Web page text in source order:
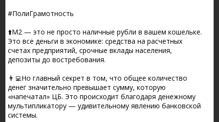
#ПолиГрамотность
⬆️М2 — это не просто наличные рубли в вашем кошельке.
Это все деньги в экономике: средства на расчетных
счетах предприятий, срочные вклады населения,
депозиты до востребования.
👨‍💻Но главный секрет в том, что общее количество
денег значительно превышает сумму, которую
«напечатал» ЦБ. Это происходит благодаря денежному
мультипликатору — удивительному явлению банковской
системы.